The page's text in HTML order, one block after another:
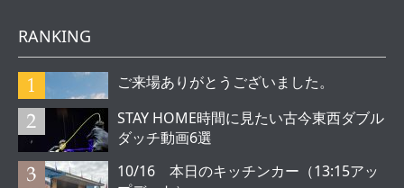
RANKING
ご来場ありがとうございました。
STAY HOME時間に見たい古今東西ダブル
ダッチ動画6選
10/16 本日のキッチンカー（13:15アッ